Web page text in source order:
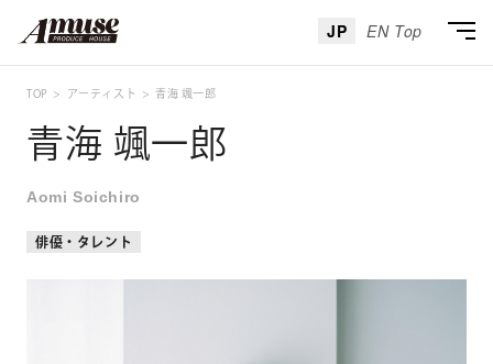
JP EN Top
TOP アーティスト 青海 颯一郎
青海 颯一郎
Aomi Soichiro
俳優・タレント